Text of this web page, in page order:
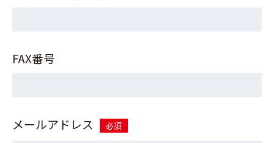
FAX番号
メールアドレス 必須